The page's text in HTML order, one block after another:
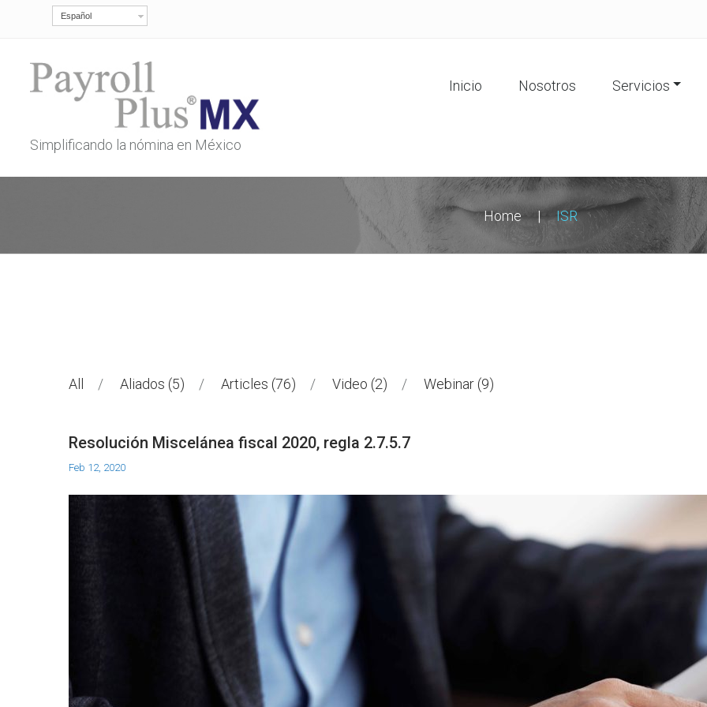
Español
Simplificando la nómina en México
Inicio Nosotros Servicios
Home | ISR
All Aliados 5 Articles 76 Video 2 Webinar 9
Resolución Miscelánea fiscal 2020, regla 2.7.5.7
Feb 12, 2020